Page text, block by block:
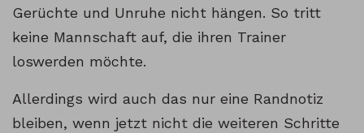
Gerüchte und Unruhe nicht hängen. So tritt
keine Mannschaft auf, die ihren Trainer
loswerden möchte.
Allerdings wird auch das nur eine Randnotiz
bleiben, wenn jetzt nicht die weiteren Schritte